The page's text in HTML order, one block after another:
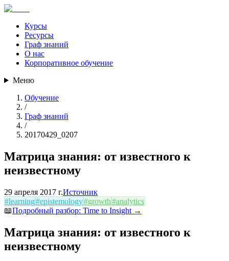
Курсы
Ресурсы
Граф знаний
О нас
Корпоративное обучение
Меню
Обучение
/
Граф знаний
/
20170429_0207
Матрица знания: от известного к
неизвестному
29 апреля 2017 г.Источник
#learning#epistemology#growth#analytics
📖Подробный разбор: Time to Insight →
Матрица знания: от известного к
неизвестному